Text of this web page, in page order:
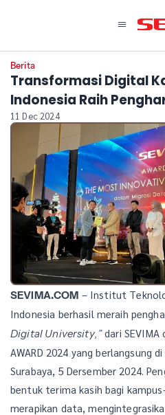
Berita
Transformasi Digital
Indonesia Raih
11 Dec 2024
SEVIMA.COM – Institut
Indonesia berhasil meraih
Digital University,”dari SEVIMA
AWARD 2024 yang berlangsung
Surabaya, 5 Dersember 2024.
bentuk terima kasih bagi
merapikan data,